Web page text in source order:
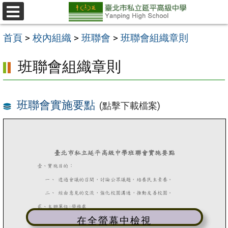
跳
至
主
容
選
單
首頁 > 校內組織 > 班聯會 > 班聯會組織章則
班聯會組織章則
班聯會實施要點 (點擊下載檔案)
在全螢幕中檢視